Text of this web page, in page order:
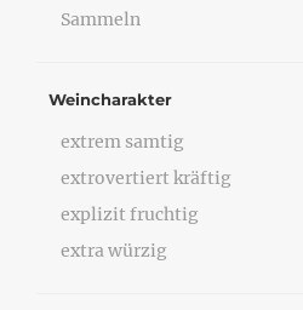
Sammeln
Weincharakter
extrem samtig
extrovertiert kräftig
explizit fruchtig
extra würzig